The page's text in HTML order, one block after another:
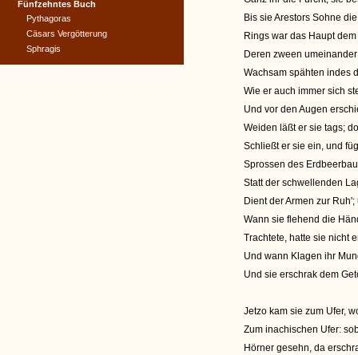
Bis sie Arestors Sohne
Rings war das Haupt
Deren zween
Wachsam spähten indes
Wie er auch immer sich
Und vor den Augen
Weiden läßt er sie tags;
Schließt er sie ein, und
Sprossen des
Statt der schwellenden
Dient der Armen zur
Wann sie flehend die
Trachtete, hatte sie nicht
Und wann Klagen ihr
Und sie erschrak dem
Jetzo kam sie zum Ufer,
Zum inachischen Ufer:
Hörner gesehn, da
Fünfzehntes Buch
Pythagoras
Cäsars Vergötterung
Sphragis